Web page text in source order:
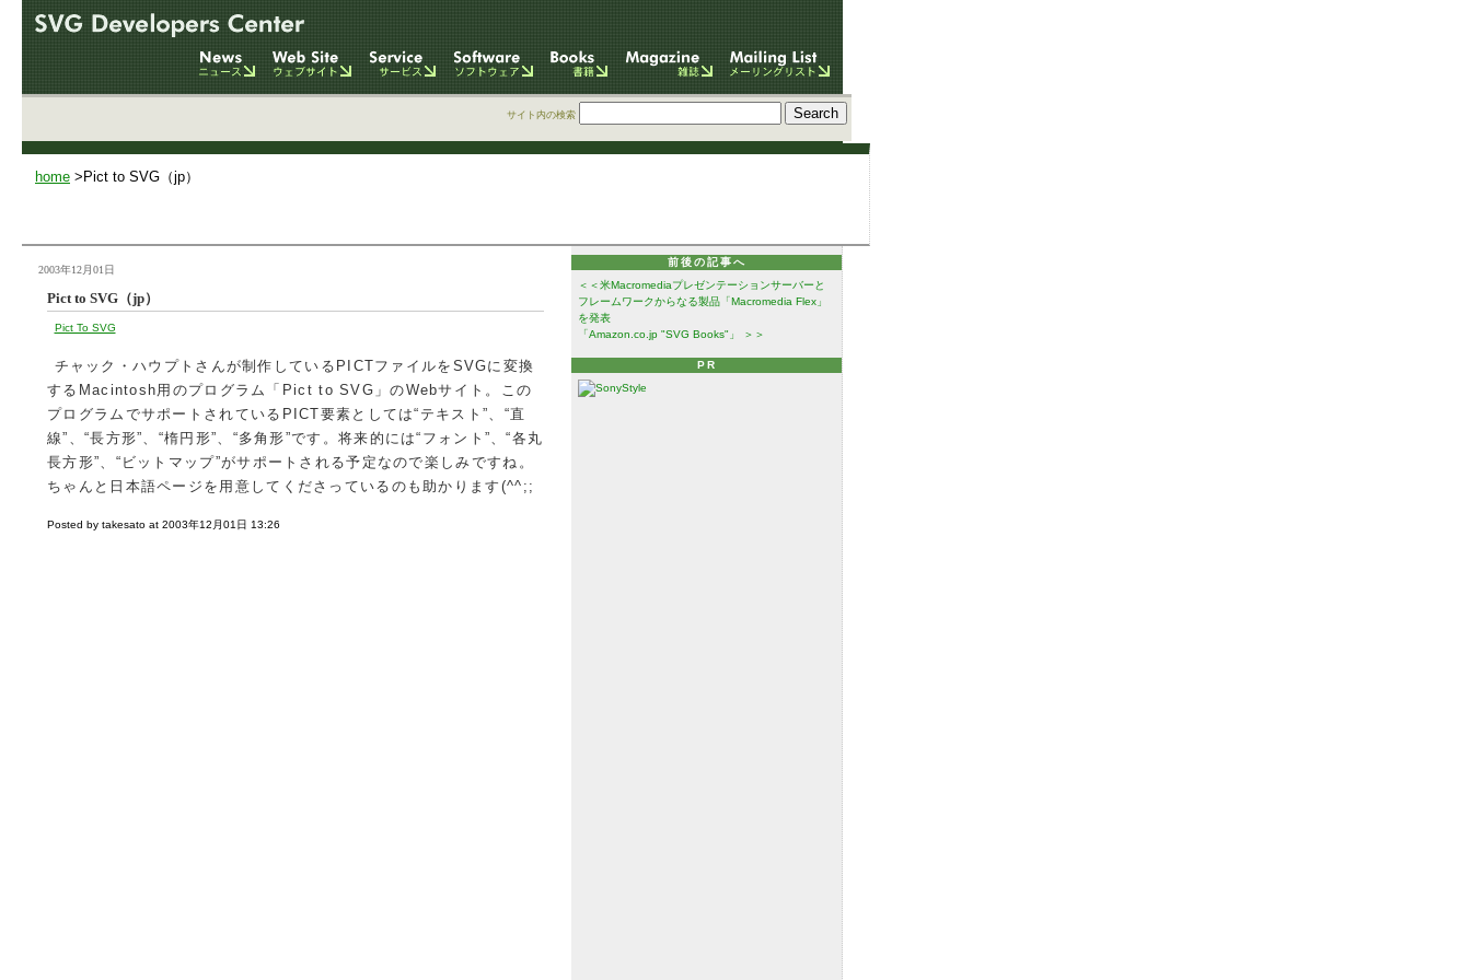
サイト内の検索
home >Pict to SVG（jp）
前後の記事へ
＜＜米Macromediaプレゼンテーションサーバーと
フレームワークからなる製品「Macromedia Flex」
を発表
「Amazon.co.jp "SVG Books"」 ＞＞
PR
2003年12月01日
Pict to SVG（jp）
Pict To SVG
チャック・ハウプトさんが制作しているPICTファイルをSVGに変換
するMacintosh用のプログラム「Pict to SVG」のWebサイト。この
プログラムでサポートされているPICT要素としては“テキスト”、“直
線”、“長方形”、“楕円形”、“多角形”です。将来的には“フォント”、“各丸
長方形”、“ビットマップ”がサポートされる予定なので楽しみですね。
ちゃんと日本語ページを用意してくださっているのも助かります(^^;;
Posted by takesato at 2003年12月01日 13:26